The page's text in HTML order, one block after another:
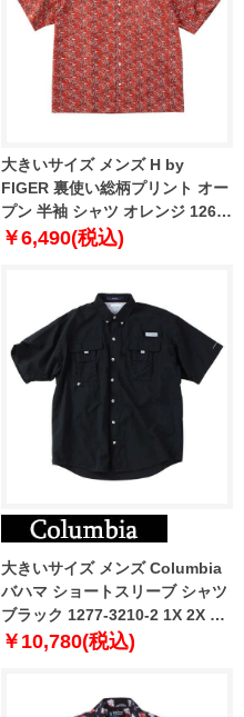
大きいサイズ メンズ H by
FIGER 裏使い総柄プリント オー
プン 半袖 シャツ オレンジ 1267-
5202-2 3L 4L 5L 6L
￥6,490(税込)
大きいサイズ メンズ Columbia
バハマ ショートスリーブ シャツ
ブラック 1277-3210-2 1X 2X 3X
4X 5X 6X
￥10,780(税込)